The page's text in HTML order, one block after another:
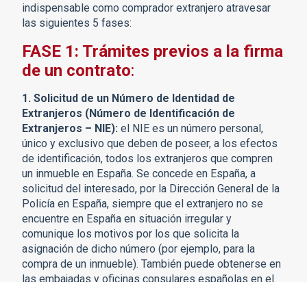
indispensable como comprador extranjero atravesar
las siguientes 5 fases:
FASE 1: Trámites previos a la firma
de un contrato:
1. Solicitud de un Número de Identidad de
Extranjeros (Número de Identificación de
Extranjeros – NIE): el NIE es un número personal,
único y exclusivo que deben de poseer, a los efectos
de identificación, todos los extranjeros que compren
un inmueble en España. Se concede en España, a
solicitud del interesado, por la Dirección General de la
Policía en España, siempre que el extranjero no se
encuentre en España en situación irregular y
comunique los motivos por los que solicita la
asignación de dicho número (por ejemplo, para la
compra de un inmueble). También puede obtenerse en
las embajadas y oficinas consulares españolas en el